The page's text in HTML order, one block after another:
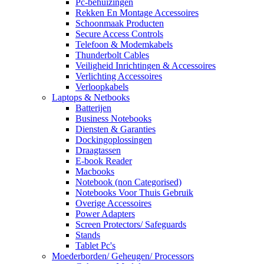
Rekken En Montage Accessoires
Schoonmaak Producten
Secure Access Controls
Telefoon & Modemkabels
Thunderbolt Cables
Veiligheid Inrichtingen & Accessoires
Verlichting Accessoires
Verloopkabels
Laptops & Netbooks
Batterijen
Business Notebooks
Diensten & Garanties
Dockingoplossingen
Draagtassen
E-book Reader
Macbooks
Notebook (non Categorised)
Notebooks Voor Thuis Gebruik
Overige Accessoires
Power Adapters
Screen Protectors/ Safeguards
Stands
Tablet Pc's
Moederborden/ Geheugen/ Processors